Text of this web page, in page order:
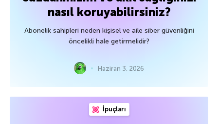
nasıl koruyabilirsiniz?
Abonelik sahipleri neden kişisel ve aile siber güvenliğini
öncelikli hale getirmelidir?
Haziran 3, 2026
İpuçları